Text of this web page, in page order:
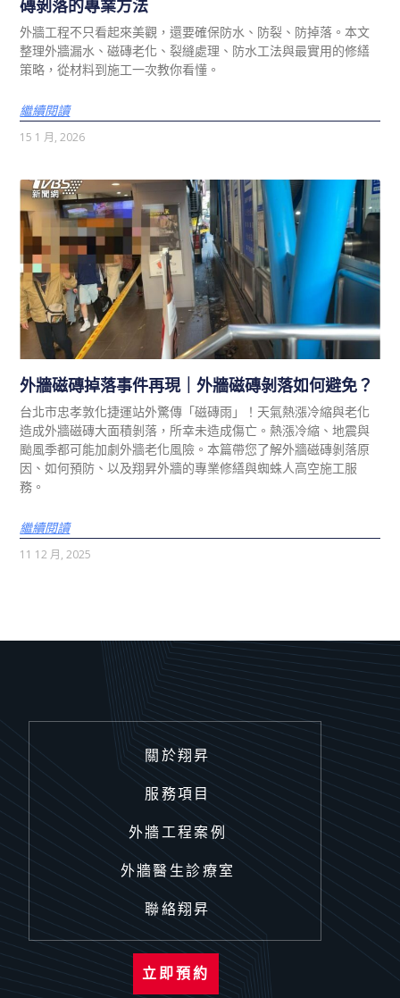
磚剝落的專業方法
外牆工程不只看起來美觀，還要確保防水、防裂、防掉落。本文
整理外牆漏水、磁磚老化、裂縫處理、防水工法與最實用的修繕
策略，從材料到施工一次教你看懂。
繼續閱讀
15 1 月, 2026
外牆磁磚掉落事件再現｜外牆磁磚剝落如何避免？
台北市忠孝敦化捷運站外驚傳「磁磚雨」！天氣熱漲冷縮與老化
造成外牆磁磚大面積剝落，所幸未造成傷亡。熱漲冷縮、地震與
颱風季都可能加劇外牆老化風險。本篇帶您了解外牆磁磚剝落原
因、如何預防、以及翔昇外牆的專業修繕與蜘蛛人高空施工服
務。
繼續閱讀
11 12 月, 2025
關於翔昇
服務項目
外牆工程案例
外牆醫生診療室
聯絡翔昇
立即預約